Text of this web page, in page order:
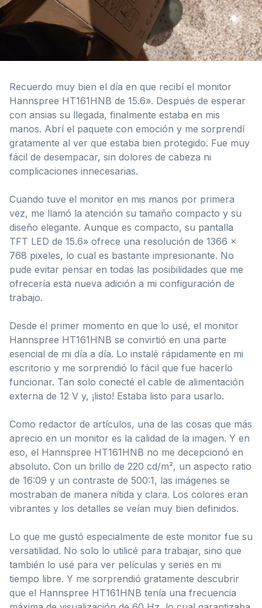
Recuerdo muy bien el día en que recibí el monitor
Hannspree HT161HNB de 15.6». Después de esperar
con ansias su llegada, finalmente estaba en mis
manos. Abrí el paquete con emoción y me sorprendí
gratamente al ver que estaba bien protegido. Fue muy
fácil de desempacar, sin dolores de cabeza ni
complicaciones innecesarias.
Cuando tuve el monitor en mis manos por primera
vez, me llamó la atención su tamaño compacto y su
diseño elegante. Aunque es compacto, su pantalla
TFT LED de 15.6» ofrece una resolución de 1366 x
768 pixeles, lo cual es bastante impresionante. No
pude evitar pensar en todas las posibilidades que me
ofrecería esta nueva adición a mi configuración de
trabajo.
Desde el primer momento en que lo usé, el monitor
Hannspree HT161HNB se convirtió en una parte
esencial de mi día a día. Lo instalé rápidamente en mi
escritorio y me sorprendió lo fácil que fue hacerlo
funcionar. Tan solo conecté el cable de alimentación
externa de 12 V y, ¡listo! Estaba listo para usarlo.
Como redactor de artículos, una de las cosas que más
aprecio en un monitor es la calidad de la imagen. Y en
eso, el Hannspree HT161HNB no me decepcionó en
absoluto. Con un brillo de 220 cd/m², un aspecto ratio
de 16:09 y un contraste de 500:1, las imágenes se
mostraban de manera nítida y clara. Los colores eran
vibrantes y los detalles se veían muy bien definidos.
Lo que me gustó especialmente de este monitor fue su
versatilidad. No solo lo utilicé para trabajar, sino que
también lo usé para ver películas y series en mi
tiempo libre. Y me sorprendió gratamente descubrir
que el Hannspree HT161HNB tenía una frecuencia